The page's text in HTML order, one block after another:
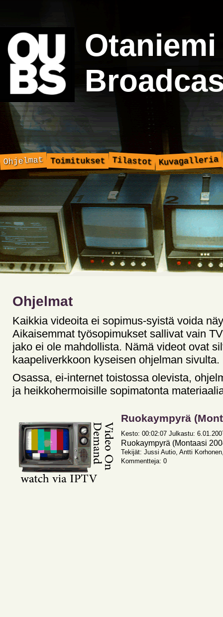
Ohjelmat Toimitukset Tilastot Kuvagalleria
Ohjelmat
Kaikkia videoita ei sopimus-syistä voida
Aikaisemmat työsopimukset sallivat vain
jako ei ole mahdollista. Nämä videot ovat
kaapeliverkkoon kyseisen ohjelman sivulta.
Osassa, ei-internet toistossa olevista,
ja heikkohermoisille sopimatonta
Ruokaympyrä
Kesto: 00:02:07 Julkastu:
Ruokaympyrä (Montaasi
Tekijät: Jussi Autio, Antti
Kommentteja: 0